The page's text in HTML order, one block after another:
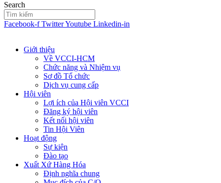
Search
Facebook-f TwitterYoutube Linkedin-in
Giới thiệu
Về VCCI-HCM
Chức năng và Nhiệm vụ
Sơ đồ Tổ chức
Dịch vụ cung cấp
Hội viên
Lợi ích của Hội viên VCCI
Đăng ký hội viên
Kết nối hội viên
Tin Hội Viên
Hoạt động
Sự kiện
Đào tạo
Xuất Xứ Hàng Hóa
Định nghĩa chung